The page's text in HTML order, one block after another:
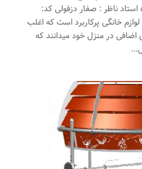
ناظر : صفار دزفولی کد:
لوازم خانگی پرکاربرد است که اغلب
اضافی در منزل خود می­دانند که